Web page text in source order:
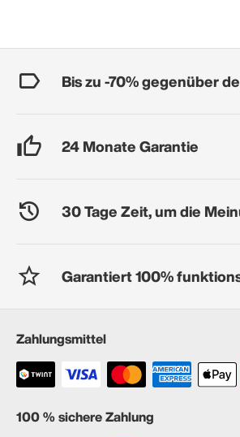
Bis zu -70% gegenüber
24 Monate Garantie
30 Tage Zeit, um die
Garantiert 100%
Zahlungsmittel
100 % sichere Zahlung